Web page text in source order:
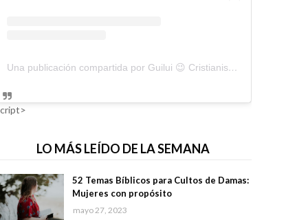
Una publicación compartida por Guilui 😉 Cristianismo Viral (@guiluiviral)
LO MÁS LEÍDO DE LA SEMANA
52 Temas Bíblicos para Cultos de Damas:
Mujeres con propósito
mayo 27, 2023